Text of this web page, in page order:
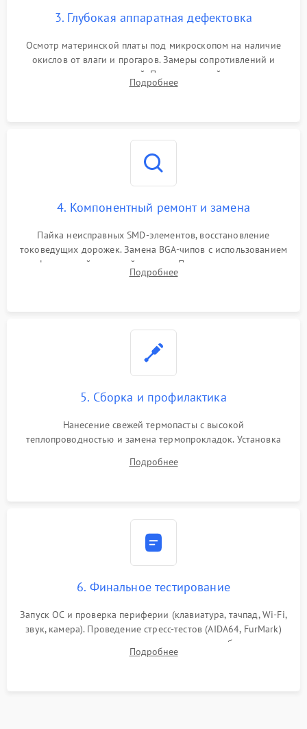
3. Глубокая аппаратная дефектовка
Осмотр материнской платы под микроскопом на наличие
окислов от влаги и прогаров. Замеры сопротивлений и
дежурных напряжений. Проверка цепей питания,
мультиконтроллера, процессора и видеочипа.
Подробнее
4. Компонентный ремонт и замена
Пайка неисправных SMD-элементов, восстановление
токоведущих дорожек. Замена BGA-чипов с использованием
инфракрасной паяльной станции. Прошивка микросхемы
BIOS или замена поврежденных портов USB
Подробнее
5. Сборка и профилактика
Нанесение свежей термопасты с высокой
теплопроводностью и замена термопрокладок. Установка
шлейфов, модулей памяти и накопителей. Предварительная
Подробнее
6. Финальное тестирование
Запуск ОС и проверка периферии (клавиатура, тачпад, Wi-Fi,
звук, камера). Проведение стресс-тестов (AIDA64, FurMark)
для контроля температурного режима и стабильности
системы под пиковой нагрузкой.
Подробнее